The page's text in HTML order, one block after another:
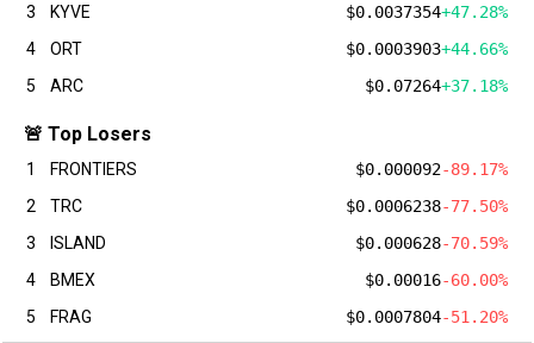
3
KYVE $0.0037354+47.28%
4
ORT $0.0003903+44.66%
5
ARC $0.07264+37.18%
🚨 Top Losers
1 FRONTIERS $0.000092-89.17%
2
TRC $0.0006238-77.50%
3
ISLAND $0.000628-70.59%
4
BMEX $0.00016-60.00%
5
FRAG $0.0007804-51.20%